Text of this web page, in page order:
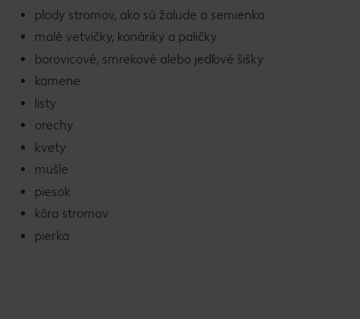
plody stromov, ako sú žalude a semienka
malé vetvičky, konáriky a paličky
borovicové, smrekové alebo jedľové šišky
kamene
listy
orechy
kvety
mušle
piesok
kôra stromov
pierka